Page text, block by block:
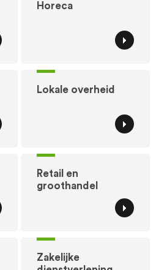
Horeca
Lokale overheid
Retail en
groothandel
Zakelijke